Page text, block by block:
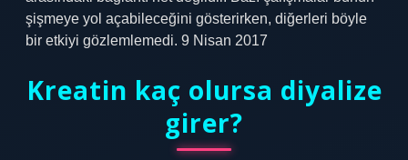
şişmeye yol açabileceğini gösterirken, diğerleri böyle
bir etkiyi gözlemlemedi. 9 Nisan 2017
Kreatin kaç olursa diyalize
girer?